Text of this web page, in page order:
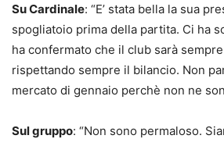
Su Cardinale: “E’ stata bella la sua
spogliatoio prima della partita. Ci ha
ha confermato che il club sarà
rispettando sempre il bilancio. Non
mercato di gennaio perchè non ne
Sul gruppo: “Non sono permaloso.